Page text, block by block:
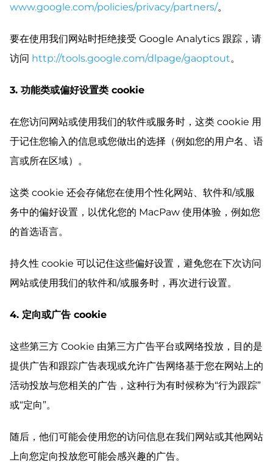
www.google.com/policies/privacy/partners/。
要在使用我们网站时拒绝接受 Google Analytics 跟踪，请
访问 http://tools.google.com/dlpage/gaoptout。
3. 功能类或偏好设置类 cookie
在您访问网站或使用我们的软件或服务时，这类 cookie 用
于记住您输入的信息或您做出的选择（例如您的用户名、语
言或所在区域）。
这类 cookie 还会存储您在使用个性化网站、软件和/或服
务中的偏好设置，以优化您的 MacPaw 使用体验，例如您
的首选语言。
持久性 cookie 可以记住这些偏好设置，避免您在下次访问
网站或使用我们的软件和/或服务时，再次进行设置。
4. 定向或广告 cookie
这些第三方 Cookie 由第三方广告平台或网络投放，目的是
提供广告和跟踪广告表现或允许广告网络基于您在网站上的
活动投放与您相关的广告，这种行为有时候称为“行为跟踪”
或“定向”。
随后，他们可能会使用您的访问信息在我们网站或其他网站
上向您定向投放您可能会感兴趣的广告。